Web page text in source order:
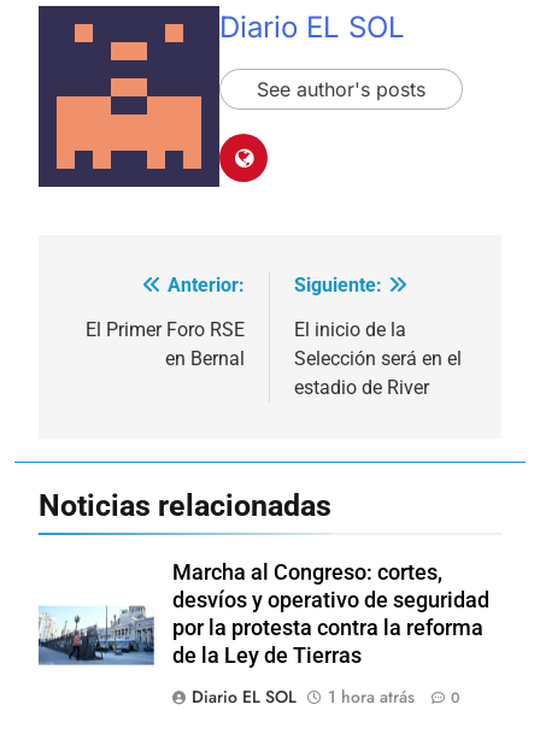
Diario EL SOL
See author's posts
Navegación
de
Anterior:
El Primer Foro RSE
en Bernal
Siguiente:
El inicio de la
Selección será en el
estadio de River
Noticias relacionadas
Marcha al Congreso: cortes,
desvíos y operativo de seguridad
por la protesta contra la reforma
de la Ley de Tierras
Diario EL SOL
1 hora atrás 0